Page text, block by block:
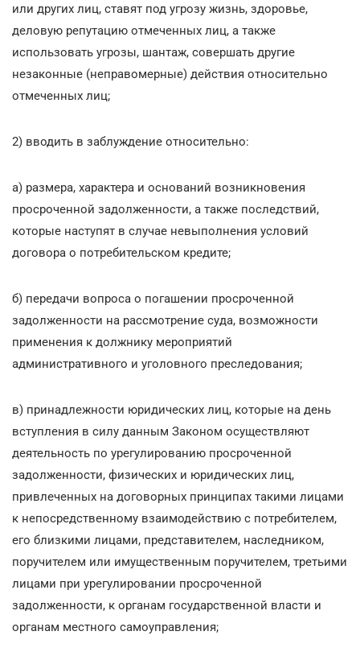
или других лиц, ставят под угрозу жизнь, здоровье,
деловую репутацию отмеченных лиц, а также
использовать угрозы, шантаж, совершать другие
незаконные (неправомерные) действия относительно
отмеченных лиц;
2) вводить в заблуждение относительно:
а) размера, характера и оснований возникновения
просроченной задолженности, а также последствий,
которые наступят в случае невыполнения условий
договора о потребительском кредите;
б) передачи вопроса о погашении просроченной
задолженности на рассмотрение суда, возможности
применения к должнику мероприятий
административного и уголовного преследования;
в) принадлежности юридических лиц, которые на день
вступления в силу данным Законом осуществляют
деятельность по урегулированию просроченной
задолженности, физических и юридических лиц,
привлеченных на договорных принципах такими лицами
к непосредственному взаимодействию с потребителем,
его близкими лицами, представителем, наследником,
поручителем или имущественным поручителем, третьими
лицами при урегулировании просроченной
задолженности, к органам государственной власти и
органам местного самоуправления;